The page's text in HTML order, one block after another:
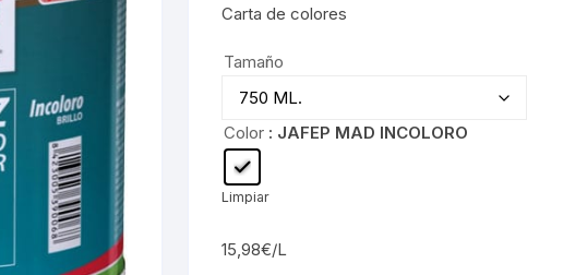
Carta de colores
Tamaño
Color : JAFEP MAD INCOLORO
Limpiar
15,98€/L